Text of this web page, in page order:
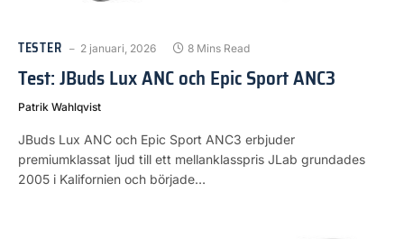
TESTER 2 januari, 2026 8 Mins Read
Test: JBuds Lux ANC och Epic Sport ANC3
Patrik Wahlqvist
JBuds Lux ANC och Epic Sport ANC3 erbjuder
premiumklassat ljud till ett mellanklasspris JLab grundades
2005 i Kalifornien och började…